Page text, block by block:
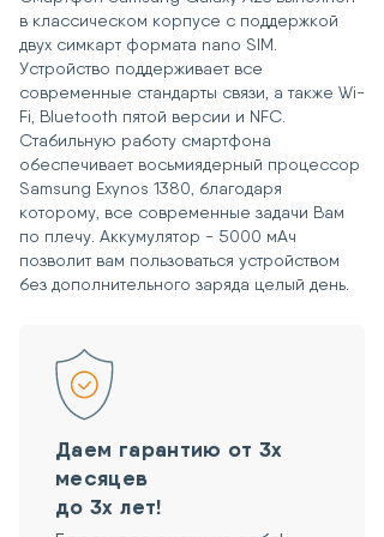
условий:
При покупке товара была
приобретена услуга «Возврат
товара в течение 15 дней»,
Сохранены чек и гарантийный
талон.
Товар не был в употреблении.
Сохранены потребительские
свойства товара.
Сохранен товарный вид
устройства.
Сохранен товарный вид упаковки.
пользовательские защитные
пароли и ключи.
в классическом корпусе с поддержкой
двух симкарт формата nano SIM.
Устройство поддерживает все
современные стандарты связи, а также Wi-
Fi, Bluetooth пятой версии и NFC.
Стабильную работу смартфона
обеспечивает восьмиядерный процессор
Samsung Exynos 1380, благодаря
которому, все современные задачи Вам
по плечу. Аккумулятор - 5000 мАч
позволит вам пользоваться устройством
без дополнительного заряда целый день.
Даем гарантию от 3х
месяцев
до 3х лет!